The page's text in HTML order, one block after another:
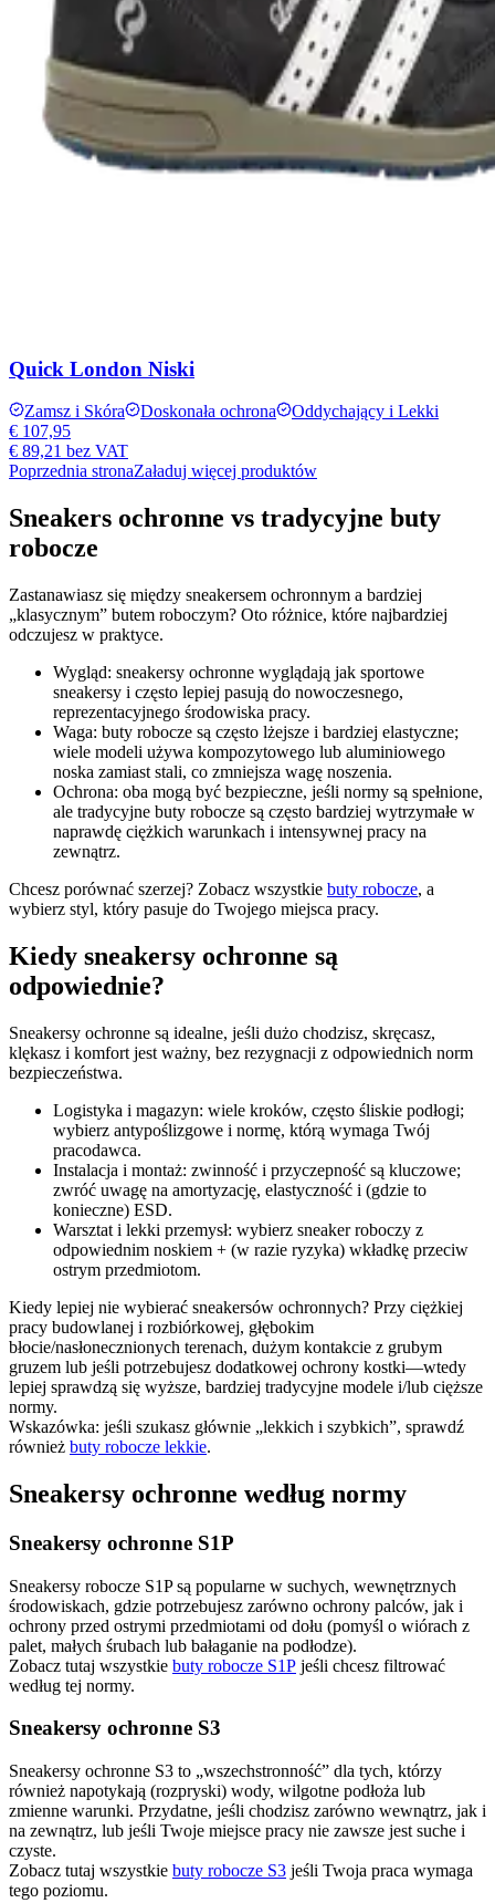
Quick London Niski
Zamsz i Skóra Doskonała ochrona
Oddychający i Lekki
€ 107,95
€ 89,21 bez VAT
Poprzednia stronaZaładuj więcej produktów
Sneakers ochronne vs tradycyjne buty
robocze
Zastanawiasz się między sneakersem ochronnym a bardziej
„klasycznym” butem roboczym? Oto różnice, które najbardziej
odczujesz w praktyce.
Wygląd: sneakersy ochronne wyglądają jak sportowe
sneakersy i często lepiej pasują do nowoczesnego,
reprezentacyjnego środowiska pracy.
Waga: buty robocze są często lżejsze i bardziej elastyczne;
wiele modeli używa kompozytowego lub aluminiowego
noska zamiast stali, co zmniejsza wagę noszenia.
Ochrona: oba mogą być bezpieczne, jeśli normy są spełnione,
ale tradycyjne buty robocze są często bardziej wytrzymałe w
naprawdę ciężkich warunkach i intensywnej pracy na
zewnątrz.
Chcesz porównać szerzej? Zobacz wszystkie buty robocze, a
wybierz styl, który pasuje do Twojego miejsca pracy.
Kiedy sneakersy ochronne są
odpowiednie?
Sneakersy ochronne są idealne, jeśli dużo chodzisz, skręcasz,
klękasz i komfort jest ważny, bez rezygnacji z odpowiednich norm
bezpieczeństwa.
Logistyka i magazyn: wiele kroków, często śliskie podłogi;
wybierz antypoślizgowe i normę, którą wymaga Twój
pracodawca.
Instalacja i montaż: zwinność i przyczepność są kluczowe;
zwróć uwagę na amortyzację, elastyczność i (gdzie to
konieczne) ESD.
Warsztat i lekki przemysł: wybierz sneaker roboczy z
odpowiednim noskiem + (w razie ryzyka) wkładkę przeciw
ostrym przedmiotom.
Kiedy lepiej nie wybierać sneakersów ochronnych? Przy ciężkiej
pracy budowlanej i rozbiórkowej, głębokim
błocie/nasłonecznionych terenach, dużym kontakcie z grubym
gruzem lub jeśli potrzebujesz dodatkowej ochrony kostki—wtedy
lepiej sprawdzą się wyższe, bardziej tradycyjne modele i/lub cięższe
normy.
Wskazówka: jeśli szukasz głównie „lekkich i szybkich”, sprawdź
również buty robocze lekkie.
Sneakersy ochronne według normy
Sneakersy ochronne S1P
Sneakersy robocze S1P są popularne w suchych, wewnętrznych
środowiskach, gdzie potrzebujesz zarówno ochrony palców, jak i
ochrony przed ostrymi przedmiotami od dołu (pomyśl o wiórach z
palet, małych śrubach lub bałaganie na podłodze).
Zobacz tutaj wszystkie buty robocze S1P jeśli chcesz filtrować
według tej normy.
Sneakersy ochronne S3
Sneakersy ochronne S3 to „wszechstronność” dla tych, którzy
również napotykają (rozpryski) wody, wilgotne podłoża lub
zmienne warunki. Przydatne, jeśli chodzisz zarówno wewnątrz, jak i
na zewnątrz, lub jeśli Twoje miejsce pracy nie zawsze jest suche i
czyste.
Zobacz tutaj wszystkie buty robocze S3 jeśli Twoja praca wymaga
tego poziomu.